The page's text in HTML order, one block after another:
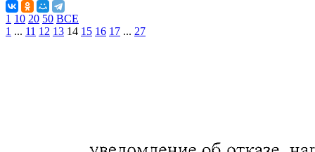
1 10 20 50 ВСЕ
1 ... 11 12 13 14 15 16 17 ... 27